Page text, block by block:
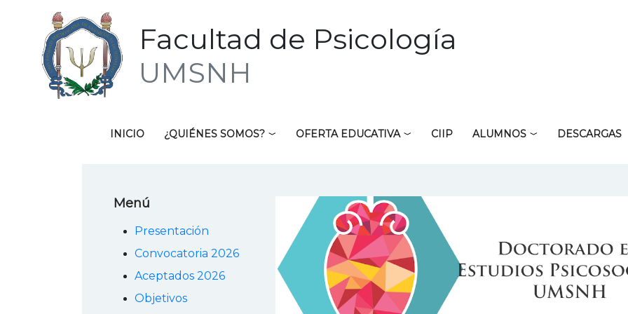
Facultad de Psicología
UMSNH
INICIO ¿QUIÉNES SOMOS? OFERTA EDUCATIVA CIIP ALUMNOS DESCARGAS
Menú
Presentación
Convocatoria 2026
Aceptados 2026
Objetivos